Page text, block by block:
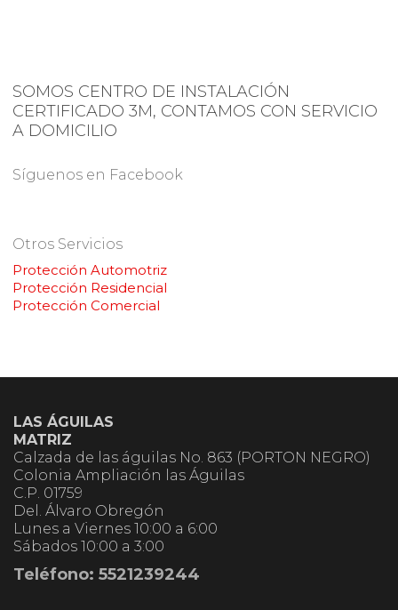
SOMOS CENTRO DE INSTALACIÓN
CERTIFICADO 3M, CONTAMOS CON SERVICIO
A DOMICILIO
Síguenos en Facebook
Otros Servicios
Protección Automotriz
Protección Residencial
Protección Comercial
LAS ÁGUILAS
MATRIZ
Calzada de las águilas No. 863 (PORTON NEGRO)
Colonia Ampliación las Águilas
C.P. 01759
Del. Álvaro Obregón
Lunes a Viernes 10:00 a 6:00
Sábados 10:00 a 3:00
Teléfono: 5521239244